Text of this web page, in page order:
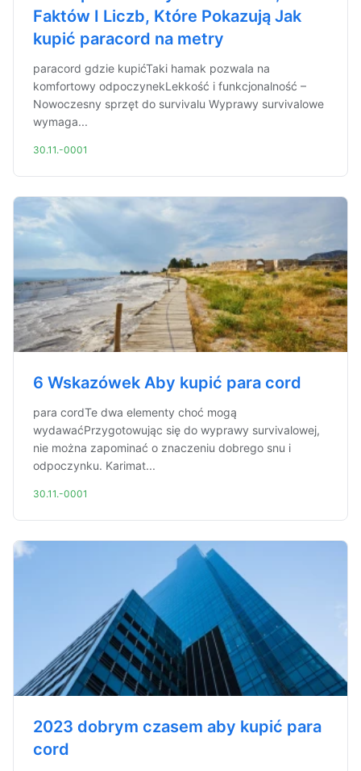
Faktów I Liczb, Które Pokazują Jak
kupić paracord na metry
paracord gdzie kupićTaki hamak pozwala na
komfortowy odpoczynekLekkość i funkcjonalność –
Nowoczesny sprzęt do survivalu Wyprawy survivalowe
wymaga...
30.11.-0001
6 Wskazówek Aby kupić para cord
para cordTe dwa elementy choć mogą
wydawaćPrzygotowując się do wyprawy survivalowej,
nie można zapominać o znaczeniu dobrego snu i
odpoczynku. Karimat...
30.11.-0001
2023 dobrym czasem aby kupić para
cord